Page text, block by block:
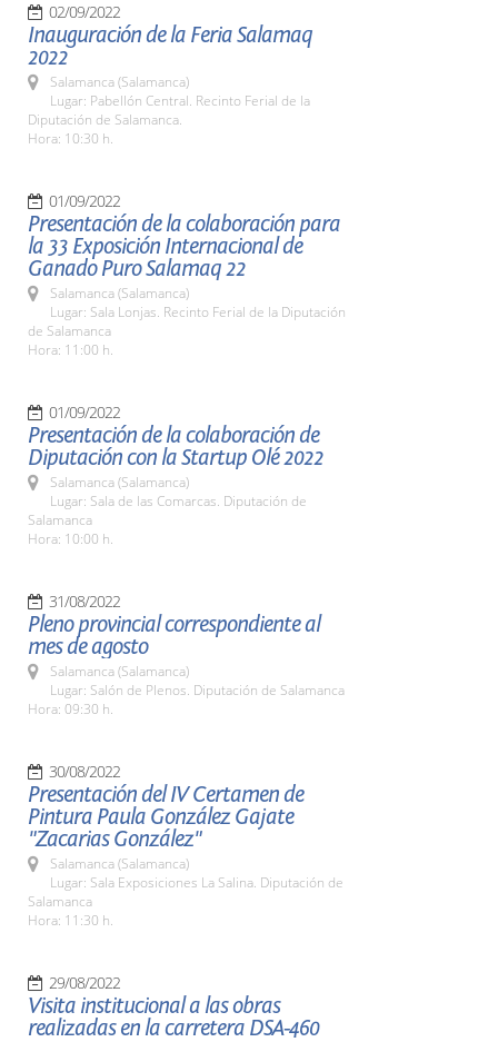
02/09/2022
Inauguración de la Feria Salamaq
2022
Salamanca (Salamanca)
Lugar: Pabellón Central. Recinto Ferial de la
Diputación de Salamanca.
Hora: 10:30 h.
01/09/2022
Presentación de la colaboración para
la 33 Exposición Internacional de
Ganado Puro Salamaq 22
Salamanca (Salamanca)
Lugar: Sala Lonjas. Recinto Ferial de la Diputación
de Salamanca
Hora: 11:00 h.
01/09/2022
Presentación de la colaboración de
Diputación con la Startup Olé 2022
Salamanca (Salamanca)
Lugar: Sala de las Comarcas. Diputación de
Salamanca
Hora: 10:00 h.
31/08/2022
Pleno provincial correspondiente al
mes de agosto
Salamanca (Salamanca)
Lugar: Salón de Plenos. Diputación de Salamanca
Hora: 09:30 h.
30/08/2022
Presentación del IV Certamen de
Pintura Paula González Gajate
"Zacarias González"
Salamanca (Salamanca)
Lugar: Sala Exposiciones La Salina. Diputación de
Salamanca
Hora: 11:30 h.
29/08/2022
Visita institucional a las obras
realizadas en la carretera DSA-460